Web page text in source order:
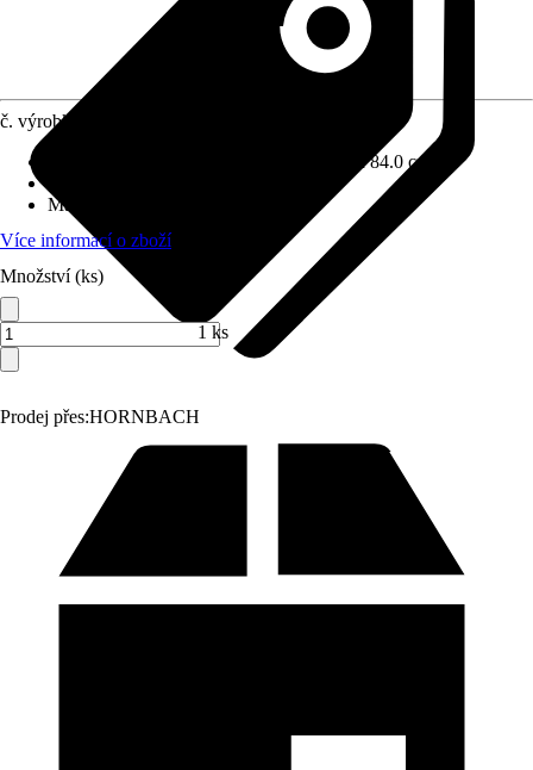
Prodej přes:HORNBACH
č. výrobku
200.0 cm x 88.5 cm x 84.0 cm
Materiál
Více informací o zboží
Množství (ks)
1 ks